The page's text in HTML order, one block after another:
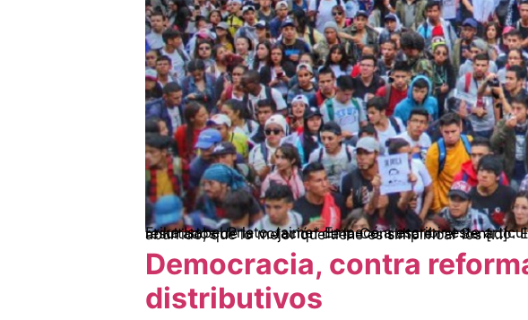
Erika Isabel Prieto Jaime* Empecé a escribir este artículo hace unos días. Ayer, cuando lo estaba terminando, decidí esperar a ver los resultados de la votación de la Consulta en el Senado. El insumo principal para este recuento y análisis es mi texto jurídico extenso y aburrido, que lo mejor que tiene es simplificar los […]
Democracia, contra
distributivos